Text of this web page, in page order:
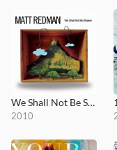
We Shall Not Be Shaken
2010